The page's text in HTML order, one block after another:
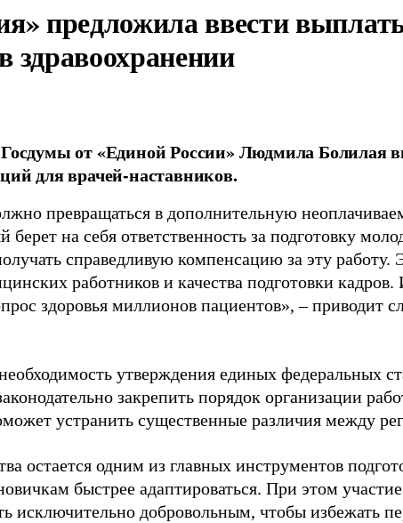
предложила ввести
здравоохранении
от «Единой России» Людмила Болилая
для врачей-наставников.
превращаться в дополнительную
берет на себя ответственность за подготовку
справедливую компенсацию за эту работу.
работников и качества подготовки кадров.
здоровья миллионов пациентов», – приводит
утверждения единых федеральных
закрепить порядок организации
устранить существенные различия между
остается одним из главных инструментов
быстрее адаптироваться. При этом
исключительно добровольным, чтобы избежать